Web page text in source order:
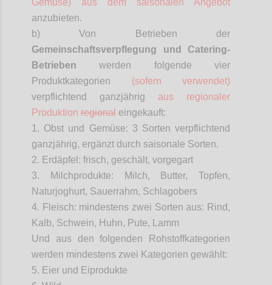
anzubieten.
b) Von Betrieben der
Gemeinschaftsverpflegung und Catering-
Betrieben werden folgende vier
Produktkategorien (sofern verwendet)
verpflichtend ganzjährig aus regionaler
Produktion regional eingekauft:
1. Obst und Gemüse: 3 Sorten verpflichtend
ganzjährig, ergänzt durch saisonale Sorten.
2. Erdäpfel: frisch, geschält, vorgegart
3. Milchprodukte: Milch, Butter, Topfen,
Naturjoghurt, Sauerrahm, Schlagobers
4. Fleisch: mindestens zwei Sorten aus: Rind,
Kalb, Schwein, Huhn, Pute, Lamm
Und aus den folgenden Rohstoffkategorien
werden mindestens zwei Kategorien gewählt:
5. Eier und Eiprodukte